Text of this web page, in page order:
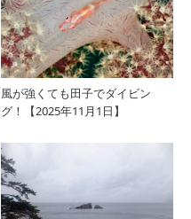
風が強くても田子でダイビン
グ！【2025年11月1日】